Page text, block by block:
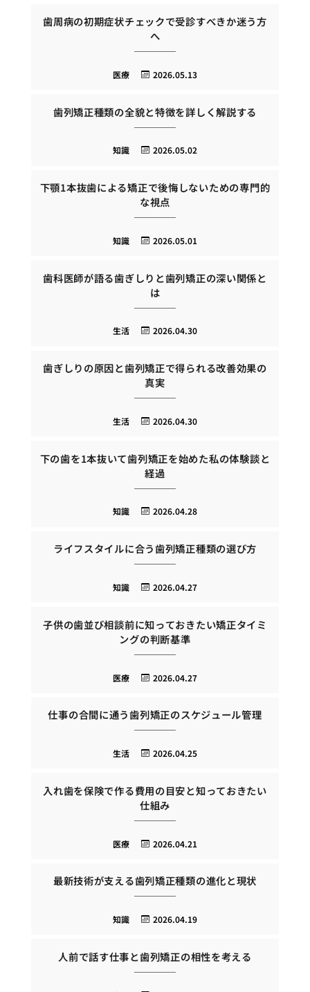
歯周病の初期症状チェックで受診すべきか迷う方
へ
2026.05.13
医療
歯列矯正種類の全貌と特徴を詳しく解説する
2026.05.02
知識
下顎1本抜歯による矯正で後悔しないための専門的
な視点
2026.05.01
知識
歯科医師が語る歯ぎしりと歯列矯正の深い関係と
は
2026.04.30
生活
歯ぎしりの原因と歯列矯正で得られる改善効果の
真実
2026.04.30
生活
下の歯を1本抜いて歯列矯正を始めた私の体験談と
経過
2026.04.28
知識
ライフスタイルに合う歯列矯正種類の選び方
2026.04.27
知識
子供の歯並び相談前に知っておきたい矯正タイミ
ングの判断基準
2026.04.27
医療
仕事の合間に通う歯列矯正のスケジュール管理
2026.04.25
生活
入れ歯を保険で作る費用の目安と知っておきたい
仕組み
2026.04.21
医療
最新技術が支える歯列矯正種類の進化と現状
2026.04.19
知識
人前で話す仕事と歯列矯正の相性を考える